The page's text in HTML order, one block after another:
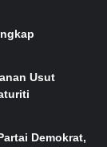
Usut
Demokrat,